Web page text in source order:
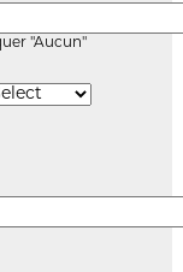
"Aucun"